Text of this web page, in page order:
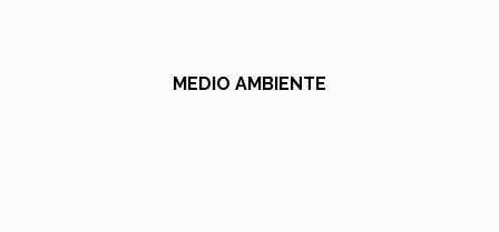
MEDIO AMBIENTE